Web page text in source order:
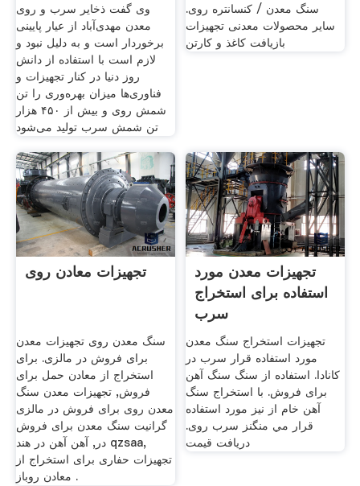
وی گفت ذخایر سرب و روی
معدن مهدی‌آباد از عیار پایینی
برخوردار است و به دلیل نبود و
لازم است با استفاده از دانش
روز دنیا در کنار تجهیزات و
فناوری‌ها میزان بهره‌وری را تن
شمش روی و بیش از ۴۵۰ هزار
تن شمش سرب تولید می‌شود
سنگ معدن / کنسانتره روی.
سایر محصولات معدنی تجهیزات
بازیافت کاغذ و کارتن
تجهیزات معادن روی
سنگ معدن روی تجهیزات معدن
برای فروش در مالزی. برای
استخراج از معادن حمل برای
فروش, تجهیزات معدن سنگ
معدن روی برای فروش در مالزی
گرانیت سنگ معدن برای فروش
در, آهن آهن در هند qzsaa,
تجهیزات حفاری برای استخراج از
معادن روباز .
تجهیزات معدن مورد
استفاده برای استخراج
سرب
تجهیزات استخراج سنگ معدن
مورد استفاده قرار سرب در
کانادا. استفاده از سنگ سنگ آهن
برای فروش. با استخراج سنگ
آهن خام از نيز مورد استفاده
قرار مي منگنز سرب روی.
دریافت قیمت